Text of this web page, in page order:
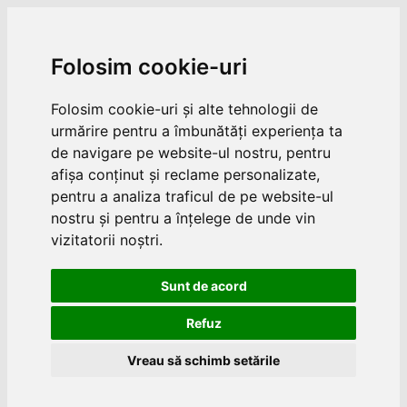
Folosim cookie-uri
Folosim cookie-uri și alte tehnologii de
urmărire pentru a îmbunătăți experiența ta
de navigare pe website-ul nostru, pentru
afișa conținut și reclame personalizate,
pentru a analiza traficul de pe website-ul
nostru și pentru a înțelege de unde vin
vizitatorii noștri.
Sunt de acord
Refuz
Vreau să schimb setările